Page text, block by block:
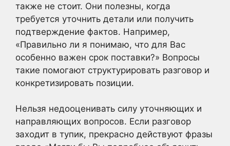
также не стоит. Они полезны, когда
требуется уточнить детали или получить
подтверждение фактов. Например,
«Правильно ли я понимаю, что для Вас
особенно важен срок поставки?» Вопросы
такие помогают структурировать разговор и
конкретизировать позиции.
Нельзя недооценивать силу уточняющих и
направляющих вопросов. Если разговор
заходит в тупик, прекрасно действуют фразы